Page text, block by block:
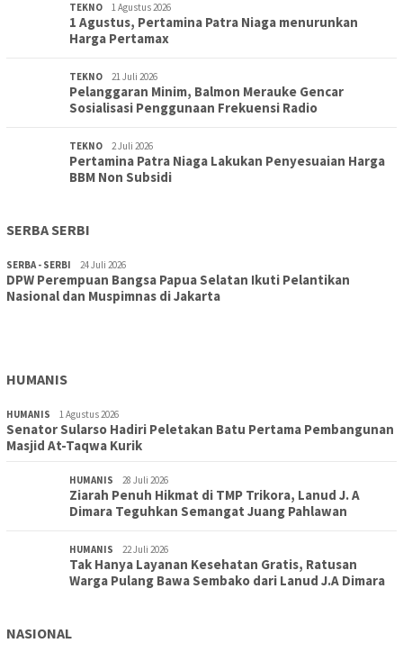
TEKNO 1 Agustus 2026
1 Agustus, Pertamina Patra Niaga menurunkan
Harga Pertamax
TEKNO 21 Juli 2026
Pelanggaran Minim, Balmon Merauke Gencar
Sosialisasi Penggunaan Frekuensi Radio
TEKNO 2 Juli 2026
Pertamina Patra Niaga Lakukan Penyesuaian Harga
BBM Non Subsidi
SERBA SERBI
SERBA - SERBI 24 Juli 2026
DPW Perempuan Bangsa Papua Selatan Ikuti Pelantikan
Nasional dan Muspimnas di Jakarta
TOPIK 30 Juli 2026
Wujudkan Sekolah Adiwiyata:SD Inpres Polder Merauke
HUMANIS
HUMANIS 1 Agustus 2026
Senator Sularso Hadiri Peletakan Batu Pertama Pembangunan
Masjid At-Taqwa Kurik
HUMANIS 28 Juli 2026
Ziarah Penuh Hikmat di TMP Trikora, Lanud J. A
Dimara Teguhkan Semangat Juang Pahlawan
HUMANIS 22 Juli 2026
Tak Hanya Layanan Kesehatan Gratis, Ratusan
Warga Pulang Bawa Sembako dari Lanud J.A Dimara
NASIONAL